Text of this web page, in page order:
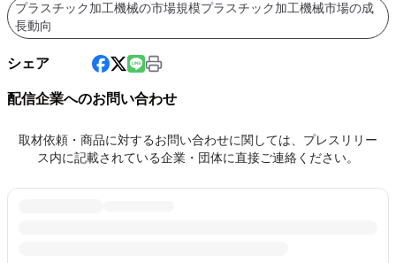
プラスチック加工機械の市場規模プラスチック加工機械市場の成
長動向
シェア
配信企業へのお問い合わせ
取材依頼・商品に対するお問い合わせに関しては、プレスリリー
ス内に記載されている企業・団体に直接ご連絡ください。